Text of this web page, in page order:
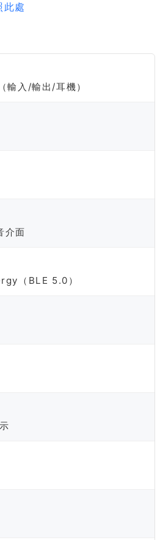
此處
入/輸出/耳機）
面
（BLE 5.0）